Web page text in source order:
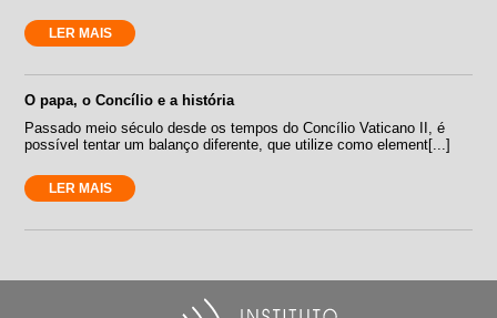
LER MAIS
O papa, o Concílio e a história
Passado meio século desde os tempos do Concílio Vaticano II, é
possível tentar um balanço diferente, que utilize como element[...]
LER MAIS